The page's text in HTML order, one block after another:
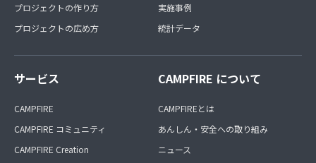
プロジェクトの作り方
プロジェクトの広め方
実施事例
統計データ
サービス
CAMPFIRE
CAMPFIRE コミュニティ
CAMPFIRE Creation
CAMPFIRE について
CAMPFIREとは
あんしん・安全への取り組み
ニュース